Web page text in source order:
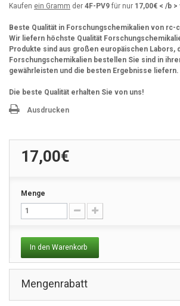
Kaufen ein Gramm der 4F-PV9 für nur 17,00€ < /b
Beste Qualität in Forschungschemikalien von rc-
Wir liefern höchste Qualität
Produkte sind aus großen europäischen Labors,
Forschungschemikalien bestellen Sie sind in
gewährleisten und die besten Ergebnisse liefern.
Die beste Qualität erhalten Sie von uns!
Ausdrucken
17,00€
Menge
In den Warenkorb
Mengenrabatt